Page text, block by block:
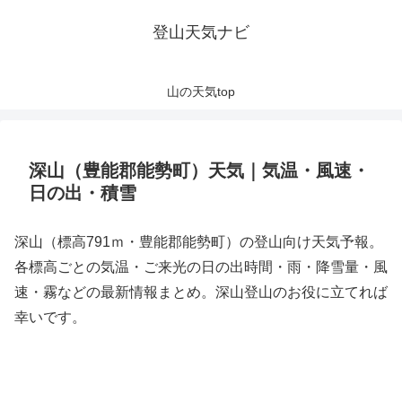
登山天気ナビ
山の天気top
深山（豊能郡能勢町）天気｜気温・風速・
日の出・積雪
深山（標高791ｍ・豊能郡能勢町）の登山向け天気予報。
各標高ごとの気温・ご来光の日の出時間・雨・降雪量・風
速・霧などの最新情報まとめ。深山登山のお役に立てれば
幸いです。